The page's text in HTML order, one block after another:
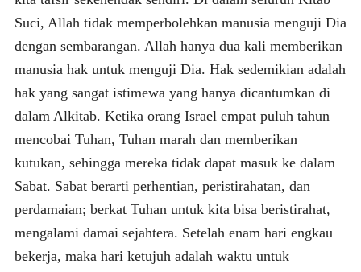
Suci, Allah tidak memperbolehkan manusia menguji Dia
dengan sembarangan. Allah hanya dua kali memberikan
manusia hak untuk menguji Dia. Hak sedemikian adalah
hak yang sangat istimewa yang hanya dicantumkan di
dalam Alkitab. Ketika orang Israel empat puluh tahun
mencobai Tuhan, Tuhan marah dan memberikan
kutukan, sehingga mereka tidak dapat masuk ke dalam
Sabat. Sabat berarti perhentian, peristirahatan, dan
perdamaian; berkat Tuhan untuk kita bisa beristirahat,
mengalami damai sejahtera. Setelah enam hari engkau
bekerja, maka hari ketujuh adalah waktu untuk